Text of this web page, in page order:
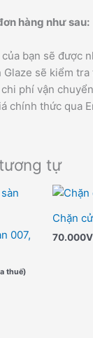
hàng như sau:
bạn sẽ được
Glaze sẽ kiểm
phí vận
chính thức qua
tự
007,
thuế)
Chặn
70.000